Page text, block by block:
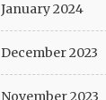
January 2024
December 2023
November 2023